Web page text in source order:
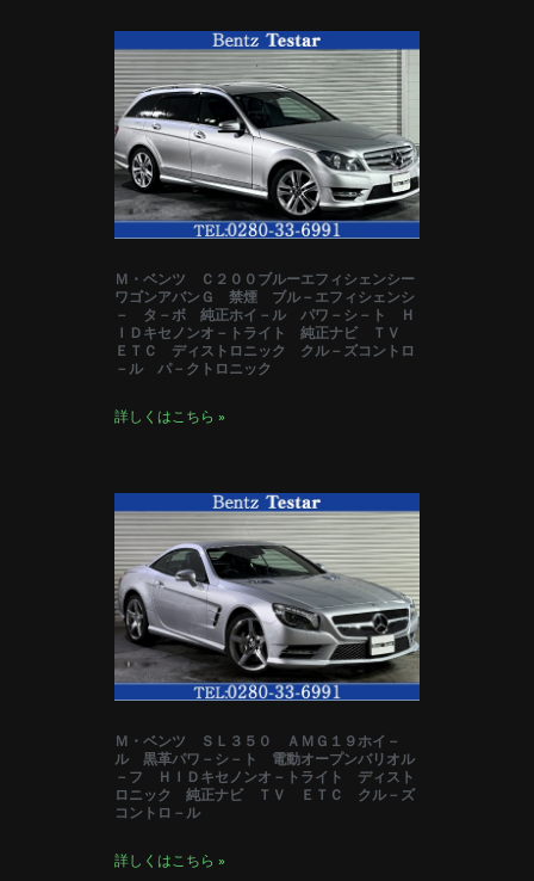
Ｍ・ベンツ Ｃ２００ブルーエフィシェンシー
ワゴンアバンＧ 禁煙 ブル－エフィシェンシ
－ タ－ボ 純正ホイ－ル パワ－シ－ト Ｈ
ＩＤキセノンオ－トライト 純正ナビ ＴＶ
ＥＴＣ ディストロニック クル－ズコントロ
－ル パ－クトロニック
詳しくはこちら »
Ｍ・ベンツ ＳＬ３５０ ＡＭＧ１９ホイ－
ル 黒革パワ－シ－ト 電動オープンバリオル
－フ ＨＩＤキセノンオ－トライト ディスト
ロニック 純正ナビ ＴＶ ＥＴＣ クル－ズ
コントロ－ル
詳しくはこちら »